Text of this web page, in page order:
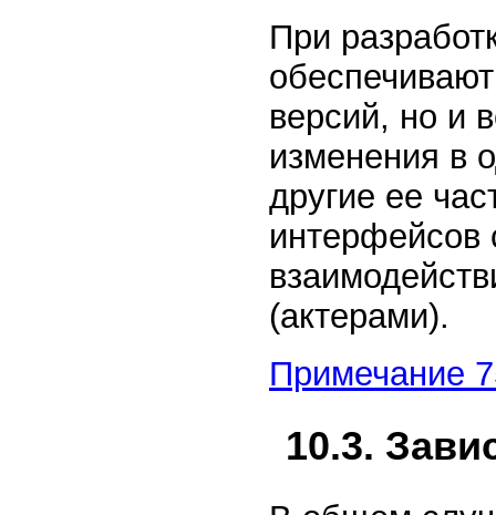
При
версий, но и
изменения в
другие ее
(актерами).
Примечание
10.3.